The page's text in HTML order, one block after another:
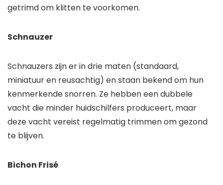
getrimd om klitten te voorkomen.
Schnauzer
Schnauzers zijn er in drie maten (standaard,
miniatuur en reusachtig) en staan bekend om hun
kenmerkende snorren. Ze hebben een dubbele
vacht die minder huidschilfers produceert, maar
deze vacht vereist regelmatig trimmen om gezond
te blijven.
Bichon Frisé